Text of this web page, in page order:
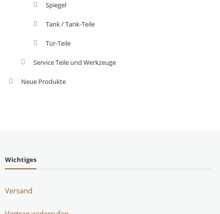
Spiegel
Tank / Tank-Teile
Tür-Teile
Service Teile und Werkzeuge
Neue Produkte
Wichtiges
Versand